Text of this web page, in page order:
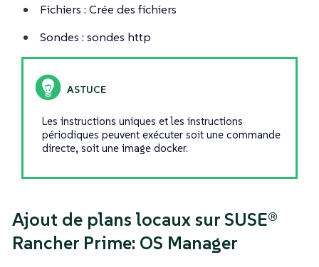
Fichiers : Crée des fichiers
Sondes : sondes http
Les instructions uniques et les instructions
périodiques peuvent exécuter soit une commande
directe, soit une image docker.
Ajout de plans locaux sur SUSE®
Rancher Prime: OS Manager